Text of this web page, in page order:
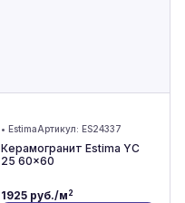
• EstimaАртикул: ES24337
Керамогранит Estima YC
25 60x60
1925 руб./м2